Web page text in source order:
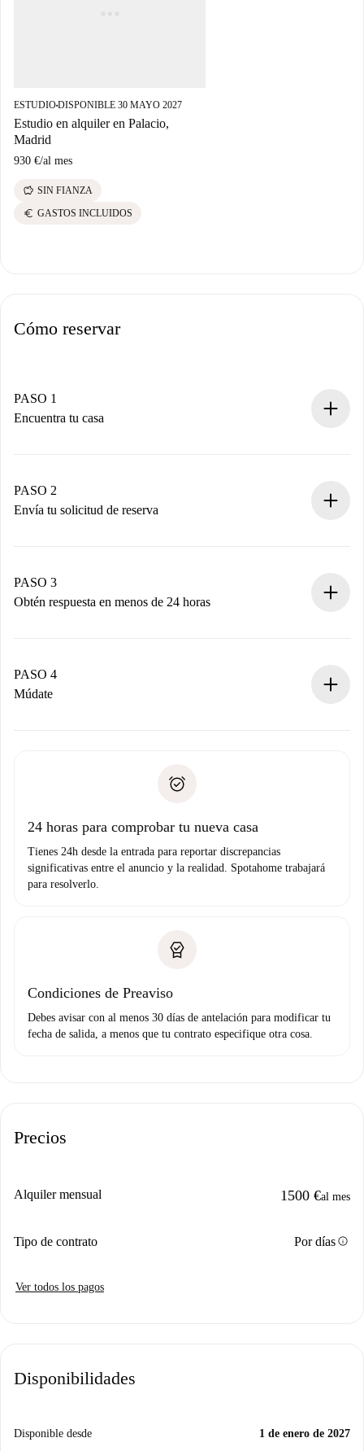
ESTUDIO■DISPONIBLE 30 MAYO 2027
Estudio en alquiler en Palacio,
Madrid
930 €/al mes
savings SIN FIANZA
euro GASTOS INCLUIDOS
Cómo reservar
PASO 1
Encuentra tu casa
Tienes toda la información necesaria por adelantado.
PASO 2
Envía tu solicitud de reserva
propietario acepte.
PASO 3
Obtén respuesta en menos de 24 horas
contacto con el propietario.
Si es rechazada: No te haremos ningún cargo y te
Prueba de solvencia
PASO 4
Múdate
no nos comunicas ningún problema.
24 horas para comprobar tu nueva casa
Tienes 24h desde la entrada para reportar discrepancias
significativas entre el anuncio y la realidad. Spotahome trabajará
para resolverlo.
Condiciones de Preaviso
Debes avisar con al menos 30 días de antelación para modificar tu
fecha de salida, a menos que tu contrato especifique otra cosa.
Precios
Alquiler mensual 1500 €al mes
Tipo de contrato Por díasinfo
Ver todos los pagos
Disponibilidades
Disponible desde 1 de enero de 2027